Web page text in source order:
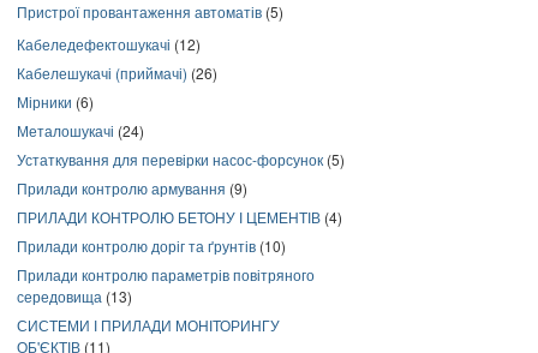
Пристрої провантаження автоматів (5)
Кабеледефектошукачі (12)
Кабелешукачі (приймачі) (26)
Мірники (6)
Металошукачі (24)
Устаткування для перевірки насос-форсунок (5)
Прилади контролю армування (9)
ПРИЛАДИ КОНТРОЛЮ БЕТОНУ І ЦЕМЕНТІВ (4)
Прилади контролю доріг та ґрунтів (10)
Прилади контролю параметрів повітряного
середовища (13)
СИСТЕМИ І ПРИЛАДИ МОНІТОРИНГУ
ОБ'ЄКТІВ (11)